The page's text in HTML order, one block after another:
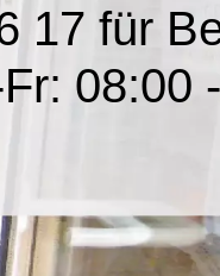
17 für
08:00